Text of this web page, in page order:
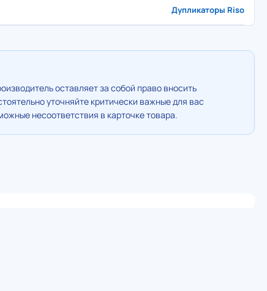
Дупликаторы Riso
оставляет за собой право вносить
уточняйте критически важные для вас
несоответствия в карточке товара.